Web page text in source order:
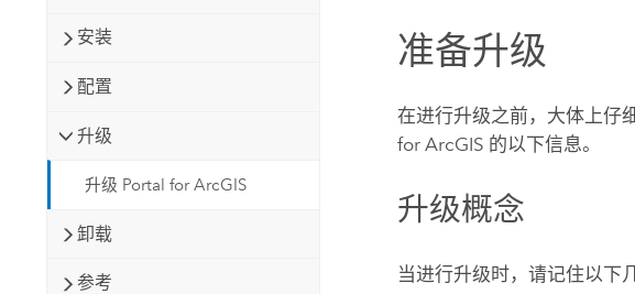
安装
配置
升级
升级 Portal for ArcGIS
卸载
参考
准备升级
在进行升级之前，大体上仔
for ArcGIS 的以下信息。
升级概念
当进行升级时，请记住以下